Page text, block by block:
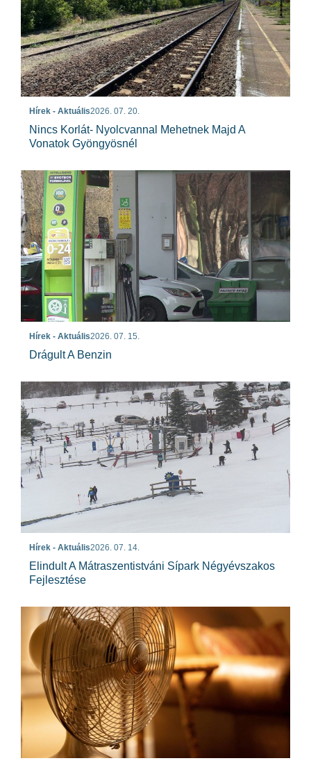
Hírek - Aktuális2026. 07. 20.
Nincs Korlát- Nyolcvannal Mehetnek Majd A
Vonatok Gyöngyösnél
Hírek - Aktuális2026. 07. 15.
Drágult A Benzin
Hírek - Aktuális2026. 07. 14.
Elindult A Mátraszentistváni Sípark Négyévszakos
Fejlesztése